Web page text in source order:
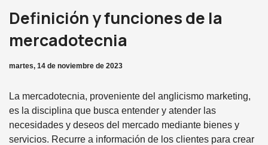
Definición y funciones de la
mercadotecnia
martes, 14 de noviembre de 2023
La mercadotecnia, proveniente del anglicismo marketing,
es la disciplina que busca entender y atender las
necesidades y deseos del mercado mediante bienes y
servicios. Recurre a información de los clientes para crear